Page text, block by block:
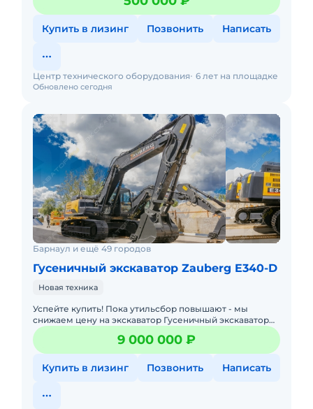
штабелеры с официал
Купить в лизинг Позвонить Написать
Обновлено сегодня
Центр технического оборудования 6 лет на площадке
Барнаул и ещё 49 городов
Гусеничный экскаватор Zauberg E340-D
Новая техника
Успейте купить! Пока утильсбор повышают - мы
снижаем цену на экскаватор Гусеничный экскаватор
Zauberg E340-D негабаритный, объемом ковша 1.5 м и
массой 32
9 000 000 ₽
Купить в лизинг Позвонить Написать